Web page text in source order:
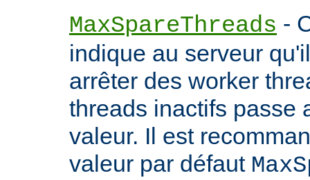
MaxSpareThreads -
indique au serveur
arrêter des worker
threads inactifs passe
valeur. Il est
valeur par défaut